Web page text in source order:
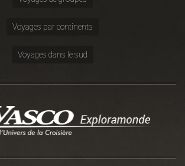
Voyages par continents
Voyages dans le sud